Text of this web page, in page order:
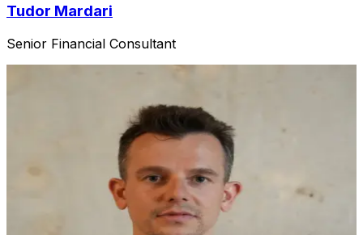
Tudor Mardari
Senior Financial Consultant